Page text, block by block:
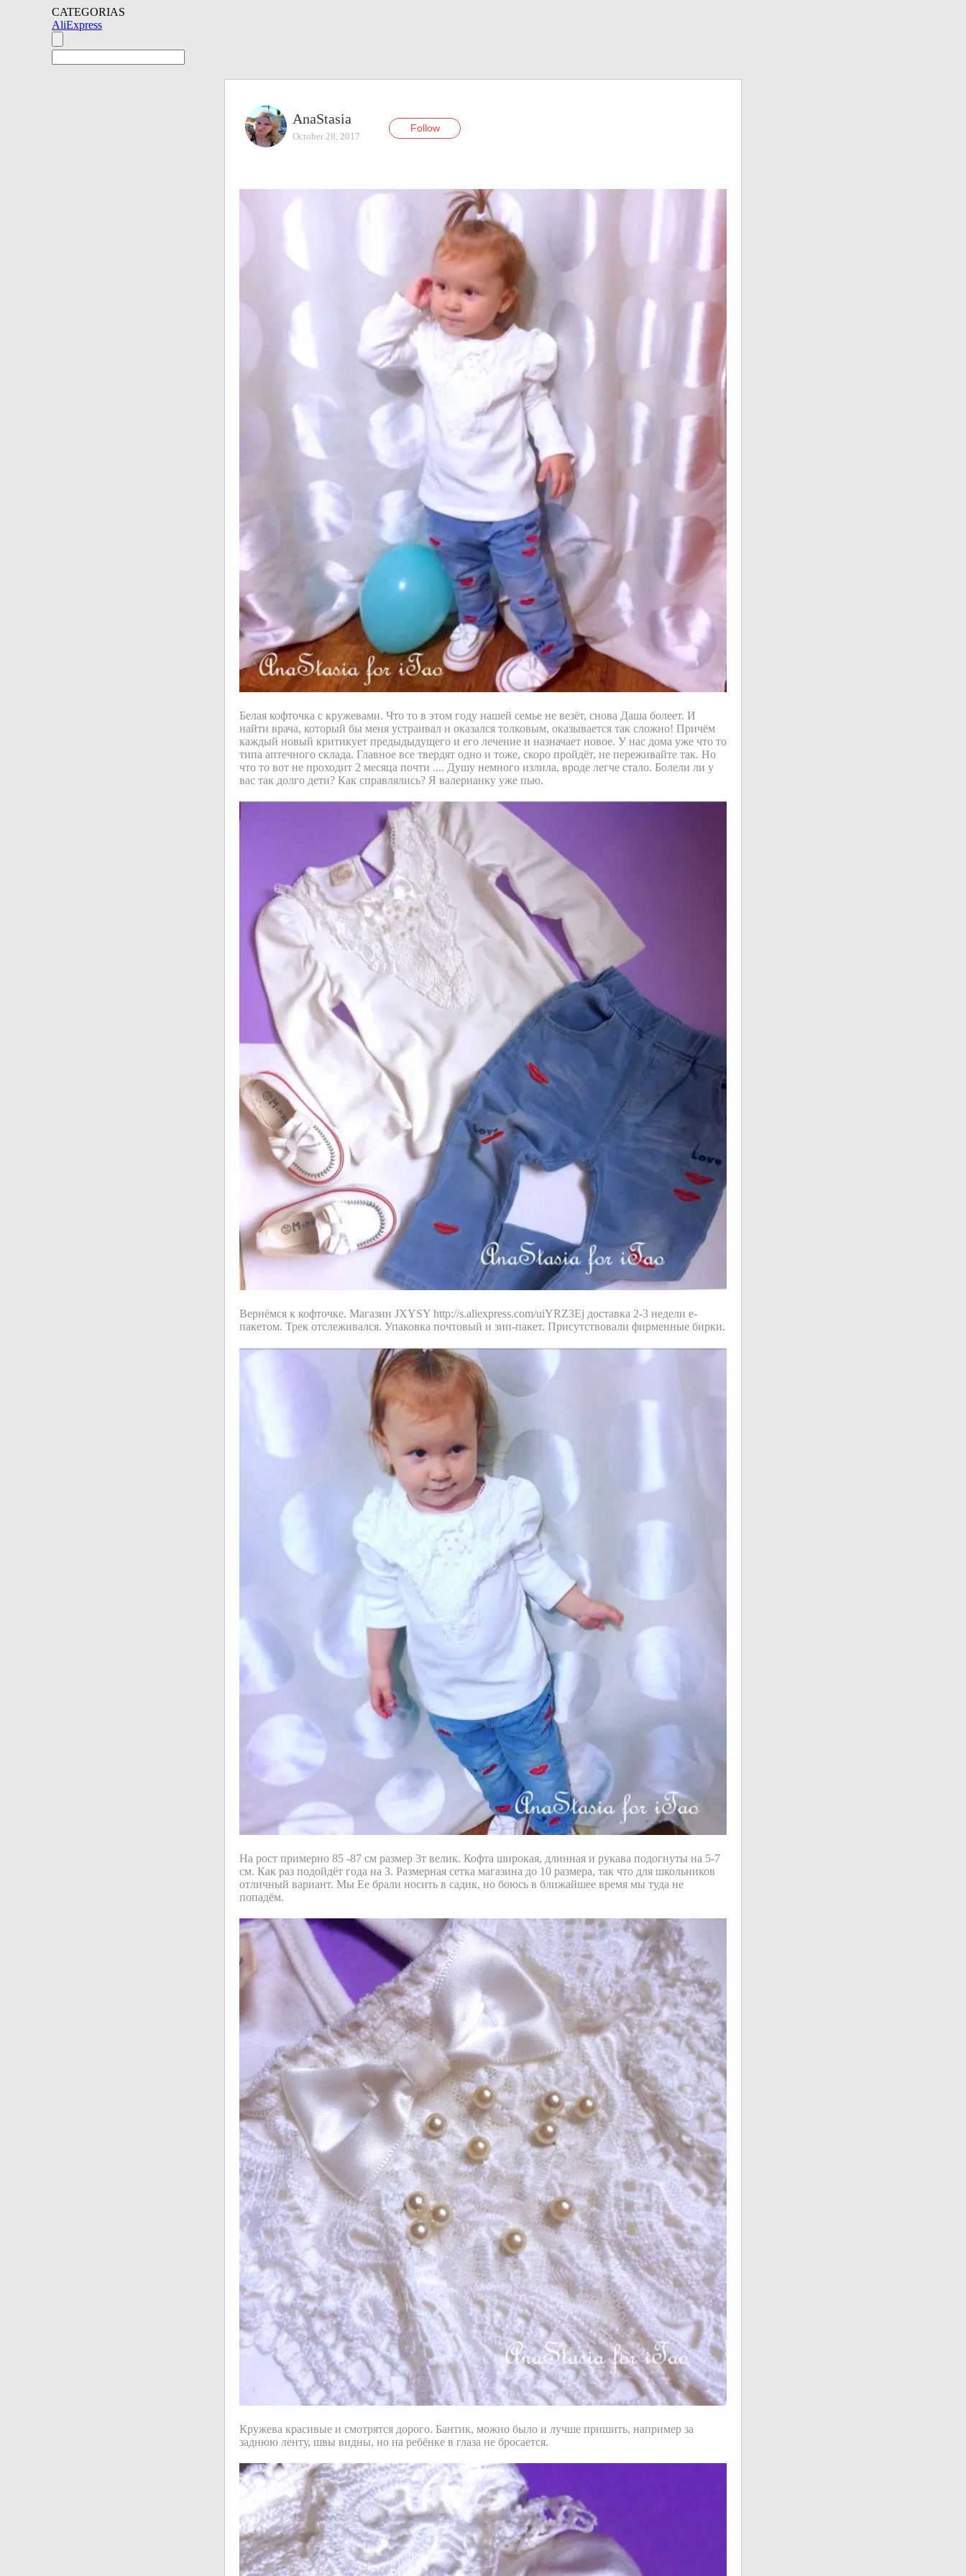
CATEGORIAS
AliExpress
AnаStasia
October 28, 2017
Follow
Белая кофточка с кружевами. Что то в этом году нашей семье не везёт, снова Даша болеет. И
найти врача, который бы меня устраивал и оказался толковым, оказывается так сложно! Причём
каждый новый критикует предыдыдущего и его лечение и назначает новое. У нас дома уже что то
типа аптечного склада. Главное все твердят одно и тоже, скоро пройдёт, не переживайте так. Но
что то вот не проходит 2 месяца почти .... Душу немного излила, вроде легче стало. Болели ли у
вас так долго дети? Как справлялись? Я валерианку уже пью.
Вернёмся к кофточке. Магазин JXYSY http://s.aliexpress.com/uiYRZ3Ej доставка 2-3 недели е-
пакетом. Трек отслеживался. Упаковка почтовый и зип-пакет. Присутствовали фирменные бирки.
На рост примерно 85 -87 см размер 3т велик. Кофта широкая, длинная и рукава подогнуты на 5-7
см. Как раз подойдёт года на 3. Размерная сетка магазина до 10 размера, так что для школьников
отличный вариант. Мы Ее брали носить в садик, но боюсь в ближайшее время мы туда не
попадём.
Кружева красивые и смотрятся дорого. Бантик, можно было и лучше пришить, например за
заднюю ленту, швы видны, но на ребёнке в глаза не бросается.